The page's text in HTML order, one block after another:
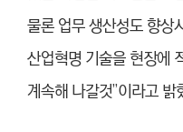
물론 업무 생산성도향상
산업혁명 기술을 현장에
계속해 나갈것”이라고 밝